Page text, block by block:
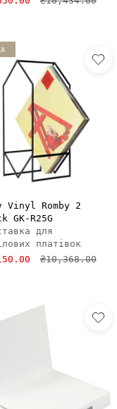
ДОДАТИ В КОШИК
Vinyl Romby 2
GK-R25G
для
платівок
₴10,368.00